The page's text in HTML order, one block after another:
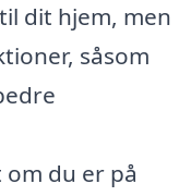
dit hjem, men
såsom
du er på